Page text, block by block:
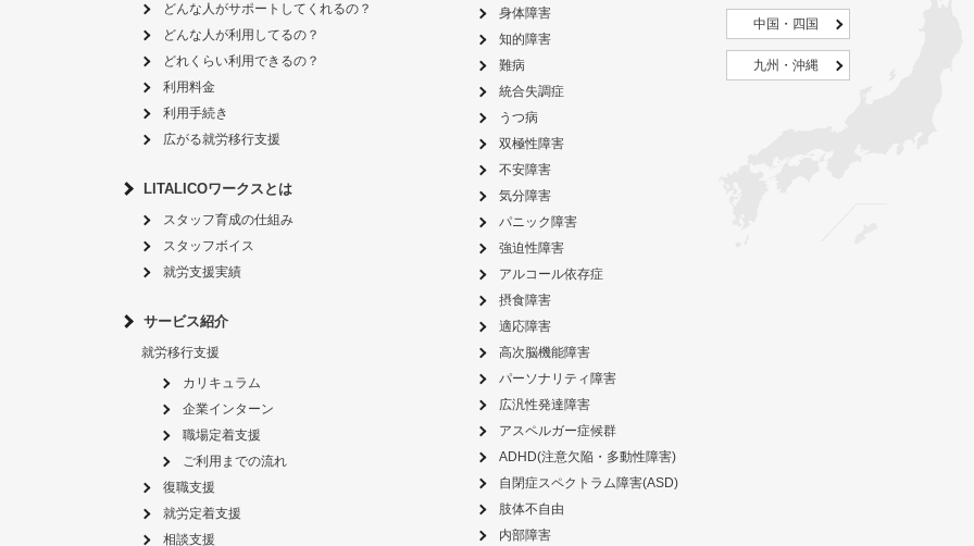
どんな人がサポートしてくれるの？
どんな人が利用してるの？
どれくらい利用できるの？
利用料金
利用手続き
広がる就労移行支援
LITALICOワークスとは
スタッフ育成の仕組み
スタッフボイス
就労支援実績
サービス紹介
就労移行支援
カリキュラム
企業インターン
職場定着支援
ご利用までの流れ
復職支援
就労定着支援
相談支援
身体障害
知的障害
難病
統合失調症
うつ病
双極性障害
不安障害
気分障害
パニック障害
強迫性障害
アルコール依存症
摂食障害
適応障害
高次脳機能障害
パーソナリティ障害
広汎性発達障害
アスペルガー症候群
ADHD(注意欠陥・多動性障害)
自閉症スペクトラム障害(ASD)
肢体不自由
内部障害
中国・四国
九州・沖縄